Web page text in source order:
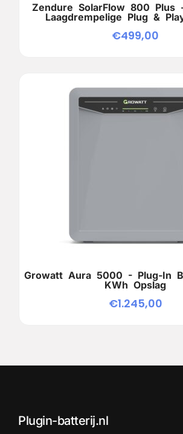
Zendure SolarFlow 800 Plus
Laagdrempelige Plug &
€499,00
Growatt Aura 5000 - Plug-In
KWh Opslag
€1.245,00
Plugin-batterij.nl